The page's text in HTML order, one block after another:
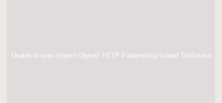
Unable to open [object Object]: HTTP 0 attempting to load TileSource